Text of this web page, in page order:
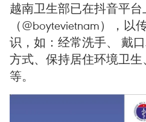
越南卫生部已在抖音平
（@boytevietnam），
识，如：经常洗手、 戴
方式、保持居住环境卫
等。